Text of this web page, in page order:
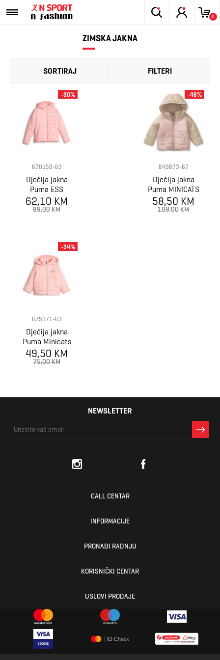
0
ZIMSKA JAKNA
SORTIRAJ FILTERI
670559-63
Dječija jakna
Puma ESS
Hooded Padded
Jacket
62,10 KM
89,00 KM
-30%
849873-67
Dječija jakna
Puma MINICATS
HOODED
PADDED JACKET
58,50 KM
109,00 KM
-46%
675971-63
Dječija jakna
Puma Minicats
Hooded Padded
Jacket
49,50 KM
75,00 KM
-34%
NEWSLETTER
CALL CENTAR
INFORMACIJE
PRONAĐI RADNJU
KORISNIČKI CENTAR
USLOVI PRODAJE